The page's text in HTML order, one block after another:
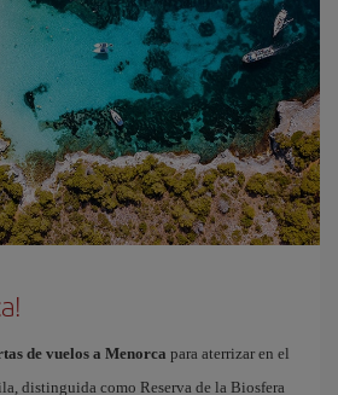
de vuelos a Menorca para aterrizar en el
distinguida como Reserva de la Biosfera